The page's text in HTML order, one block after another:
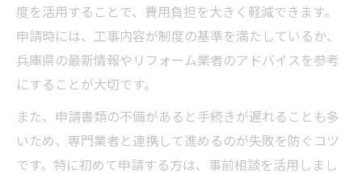
度を活用することで、費用負担を大きく軽減できます。
申請時には、工事内容が制度の基準を満たしているか、
兵庫県の最新情報やリフォーム業者のアドバイスを参考
にすることが大切です。
また、申請書類の不備があると手続きが遅れることも多
いため、専門業者と連携して進めるのが失敗を防ぐコツ
です。特に初めて申請する方は、事前相談を活用しまし